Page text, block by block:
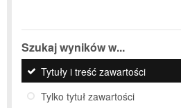
Szukaj wyników w...
Tytuły i treść zawartości
Tylko tytuł zawartości